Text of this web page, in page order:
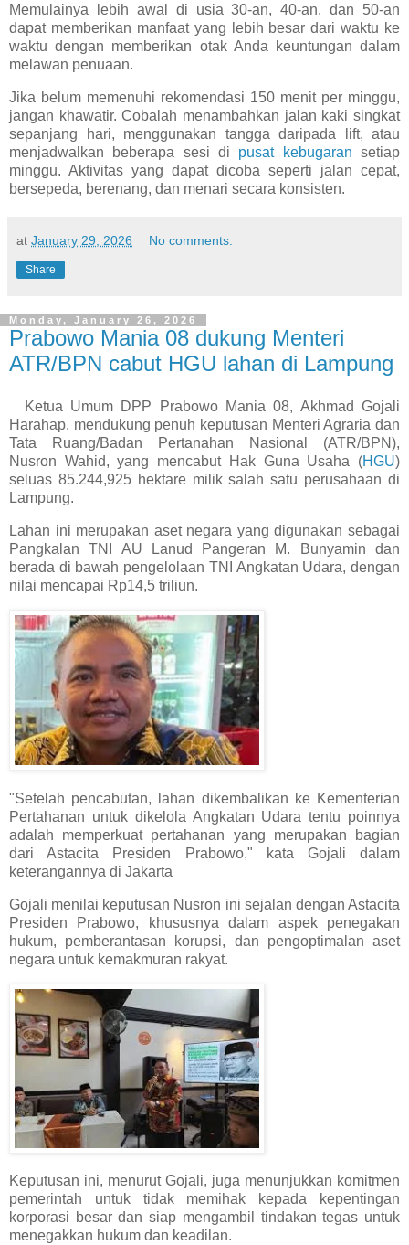
Memulainya lebih awal di usia 30-an, 40-an, dan 50-an
dapat memberikan manfaat yang lebih besar dari waktu ke
waktu dengan memberikan otak Anda keuntungan dalam
melawan penuaan.
Jika belum memenuhi rekomendasi 150 menit per minggu,
jangan khawatir. Cobalah menambahkan jalan kaki singkat
sepanjang hari, menggunakan tangga daripada lift, atau
menjadwalkan beberapa sesi di pusat kebugaransetiap
minggu. Aktivitas yang dapat dicoba seperti jalan cepat,
bersepeda, berenang, dan menari secara konsisten.
at January 29, 2026 No comments:
Share
Monday, January 26, 2026
Prabowo Mania 08 dukung Menteri
ATR/BPN cabut HGU lahan di Lampung
Ketua Umum DPP Prabowo Mania 08, Akhmad Gojali
Harahap, mendukung penuh keputusan Menteri Agraria dan
Tata Ruang/Badan Pertanahan Nasional (ATR/BPN),
Nusron Wahid, yang mencabut Hak Guna Usaha (HGU)
seluas 85.244,925 hektare milik salah satu perusahaan di
Lampung.
Lahan ini merupakan aset negara yang digunakan sebagai
Pangkalan TNI AU Lanud Pangeran M. Bunyamin dan
berada di bawah pengelolaan TNI Angkatan Udara, dengan
nilai mencapai Rp14,5 triliun.
"Setelah pencabutan, lahan dikembalikan ke Kementerian
Pertahanan untuk dikelola Angkatan Udara tentu poinnya
adalah memperkuat pertahanan yang merupakan bagian
dari Astacita Presiden Prabowo," kata Gojali dalam
keterangannya di Jakarta
Gojali menilai keputusan Nusron ini sejalan dengan Astacita
Presiden Prabowo, khususnya dalam aspek penegakan
hukum, pemberantasan korupsi, dan pengoptimalan aset
negara untuk kemakmuran rakyat.
Keputusan ini, menurut Gojali, juga menunjukkan komitmen
pemerintah untuk tidak memihak kepada kepentingan
korporasi besar dan siap mengambil tindakan tegas untuk
menegakkan hukum dan keadilan.